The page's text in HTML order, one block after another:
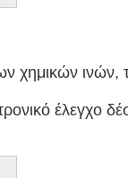
ινών,
έλεγχο